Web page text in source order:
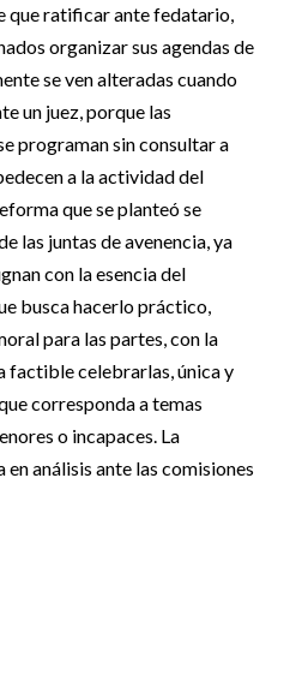
que ratificar ante fedatario,
organizar sus agendas de
se ven alteradas cuando
un juez, porque las
programan sin consultar a
a la actividad del
que se planteó se
las juntas de avenencia, ya
con la esencia del
busca hacerlo práctico,
para las partes, con la
factible celebrarlas, única y
corresponda a temas
o incapaces. La
análisis ante las comisiones